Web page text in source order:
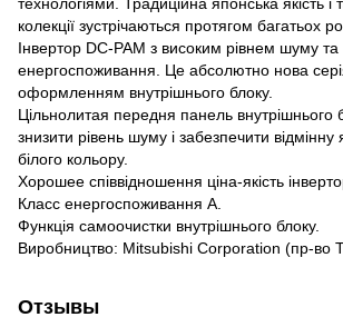
колекції зустрічаються протягом багатьох
Інвертор DC-PAM з високим рівнем шуму та
енергоспоживання. Це абсолютно нова
оформленням внутрішнього блоку.
Цільнолитая передня панель внутрішнього
знизити рівень шуму і забезпечити відмінну
білого кольору.
Хорошее співвідношення ціна-якість
Класс енергоспоживання А.
Функція самоочистки внутрішнього блоку.
Виробництво: Mitsubishi Corporation (пр-во
Отзывы